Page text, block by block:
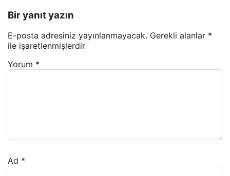
Bir yanıt yazın
E-posta adresiniz yayınlanmayacak. Gerekli alanlar *
ile işaretlenmişlerdir
Yorum *
Ad *